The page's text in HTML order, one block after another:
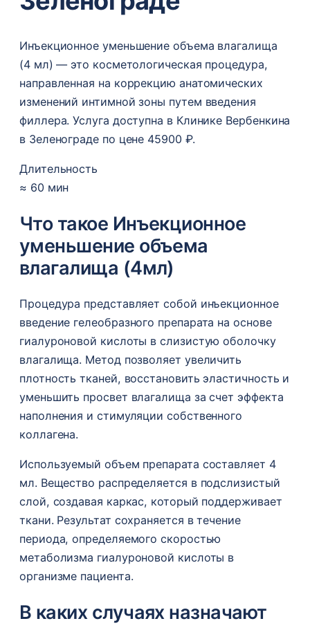
Инъекционное уменьшение объема влагалища
(4 мл) — это косметологическая процедура,
направленная на коррекцию анатомических
изменений интимной зоны путем введения
филлера. Услуга доступна в Клинике Вербенкина
в Зеленограде по цене 45900 ₽.
Длительность
≈ 60 мин
Что такое Инъекционное
уменьшение объема
влагалища (4мл)
Процедура представляет собой инъекционное
введение гелеобразного препарата на основе
гиалуроновой кислоты в слизистую оболочку
влагалища. Метод позволяет увеличить
плотность тканей, восстановить эластичность и
уменьшить просвет влагалища за счет эффекта
наполнения и стимуляции собственного
коллагена.
Используемый объем препарата составляет 4
мл. Вещество распределяется в подслизистый
слой, создавая каркас, который поддерживает
ткани. Результат сохраняется в течение
периода, определяемого скоростью
метаболизма гиалуроновой кислоты в
организме пациента.
В каких случаях назначают